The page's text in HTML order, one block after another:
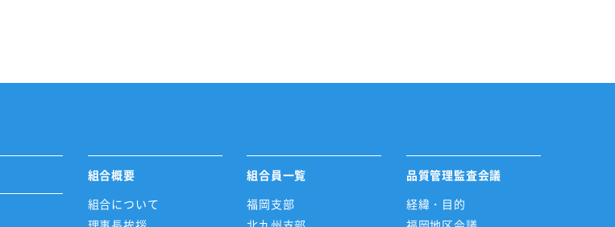
組合概要
組合について
組合員一覧
福岡支部
品質管理監査会議
経緯・目的